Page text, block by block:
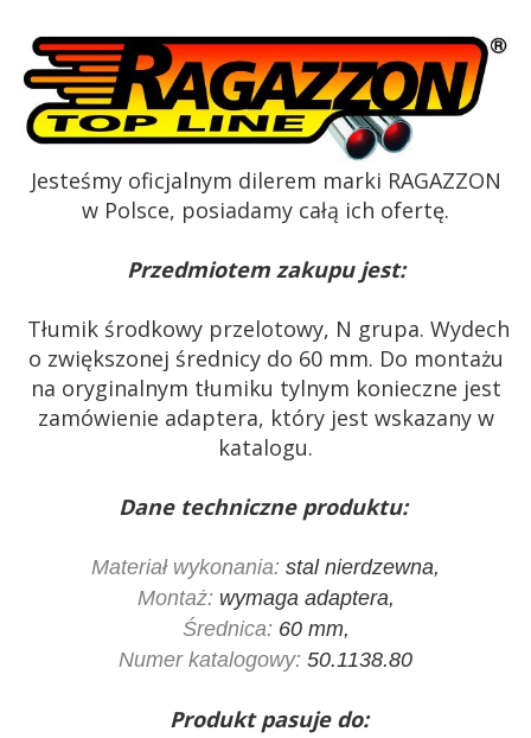
Jesteśmy oficjalnym dilerem marki RAGAZZON
w Polsce, posiadamy całą ich ofertę.
Przedmiotem zakupu jest:
Tłumik środkowy przelotowy, N grupa. Wydech
o zwiększonej średnicy do 60 mm. Do montażu
na oryginalnym tłumiku tylnym konieczne jest
zamówienie adaptera, który jest wskazany w
katalogu.
Dane techniczne produktu:
Materiał wykonania: stal nierdzewna,
Montaż:wymaga adaptera,
Średnica:60 mm,
Numer katalogowy: 50.1138.80
Produkt pasuje do: